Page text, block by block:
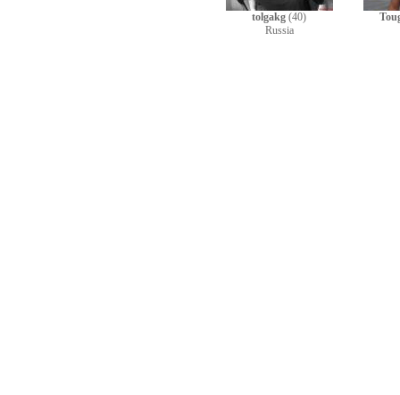
tolgakg (40)
Russia